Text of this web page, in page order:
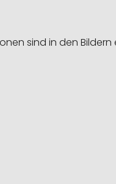
sind in den